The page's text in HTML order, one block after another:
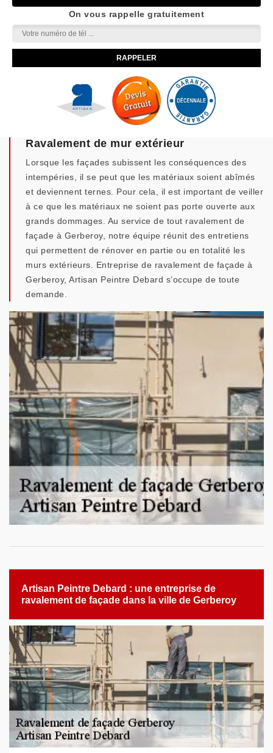
On vous rappelle gratuitement
Ravalement de mur extérieur
Lorsque les façades subissent les conséquences des
intempéries, il se peut que les matériaux soient abîmés
et deviennent ternes. Pour cela, il est important de veiller
à ce que les matériaux ne soient pas porte ouverte aux
grands dommages. Au service de tout ravalement de
façade à Gerberoy, notre équipe réunit des entretiens
qui permettent de rénover en partie ou en totalité les
murs extérieurs. Entreprise de ravalement de façade à
Gerberoy, Artisan Peintre Debard s’occupe de toute
demande.
Artisan Peintre Debard : une entreprise de
ravalement de façade dans la ville de Gerberoy